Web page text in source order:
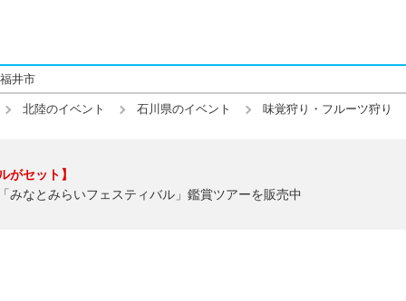
福井市
北陸のイベント 石川県のイベント 味覚狩り・フルーツ狩り
がセット】
みなとみらいフェスティバル」鑑賞ツアーを販売中